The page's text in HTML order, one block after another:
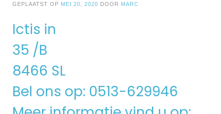
GEPLAATST OP MEI 20, 2020 DOOR MARC
Ictis in
35 /B
8466 SL
Bel ons op: 0513-629946